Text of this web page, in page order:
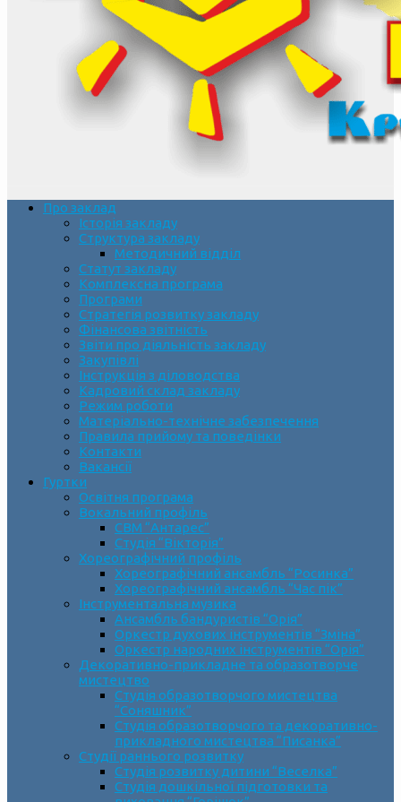
Про заклад
Історія закладу
Структура закладу
Методичний відділ
Статут закладу
Комплексна програма
Програми
Стратегія розвитку закладу
Фінансова звітність
Звіти про діяльність закладу
Закупівлі
Інструкція з діловодства
Кадровий склад закладу
Режим роботи
Матеріально-технічне забезпечення
Правила прийому та поведінки
Контакти
Вакансії
Гуртки
Освітня програма
Вокальний профіль
СВМ “Антарес”
Студія “Вікторія”
Хореографічний профіль
Хореографічний ансамбль “Росинка”
Хореографічний ансамбль “Час пік”
Інструментальна музика
Ансамбль бандуристів “Орія”
Оркестр духових інструментів “Зміна”
Оркестр народних інструментів “Орія”
Декоративно-прикладне та образотворче
мистецтво
Cтудія образотворчого мистецтва
“Соняшник”
Студія образотворчого та декоративно-
прикладного мистецтва “Писанка”
Студії раннього розвитку
Студія розвитку дитини “Веселка”
Студія дошкільної підготовки та